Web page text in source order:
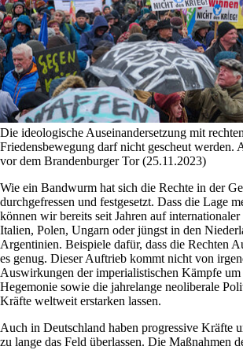
Die ideologische Auseinandersetzung mit
Friedensbewegung darf nicht gescheut werden.
vor dem Brandenburger Tor (25.11.2023)
Wie ein Bandwurm hat sich die Rechte in der
durchgefressen und festgesetzt. Dass die Lage
können wir bereits seit Jahren auf
Italien, Polen, Ungarn oder jüngst in den
Argentinien. Beispiele dafür, dass die Rechten
es genug. Dieser Auftrieb kommt nicht von
Auswirkungen der imperialistischen Kämpfe
Hegemonie sowie die jahrelange neoliberale
Kräfte weltweit erstarken lassen.
Auch in Deutschland haben progressive Kräfte
zu lange das Feld überlassen. Die Maßnahmen